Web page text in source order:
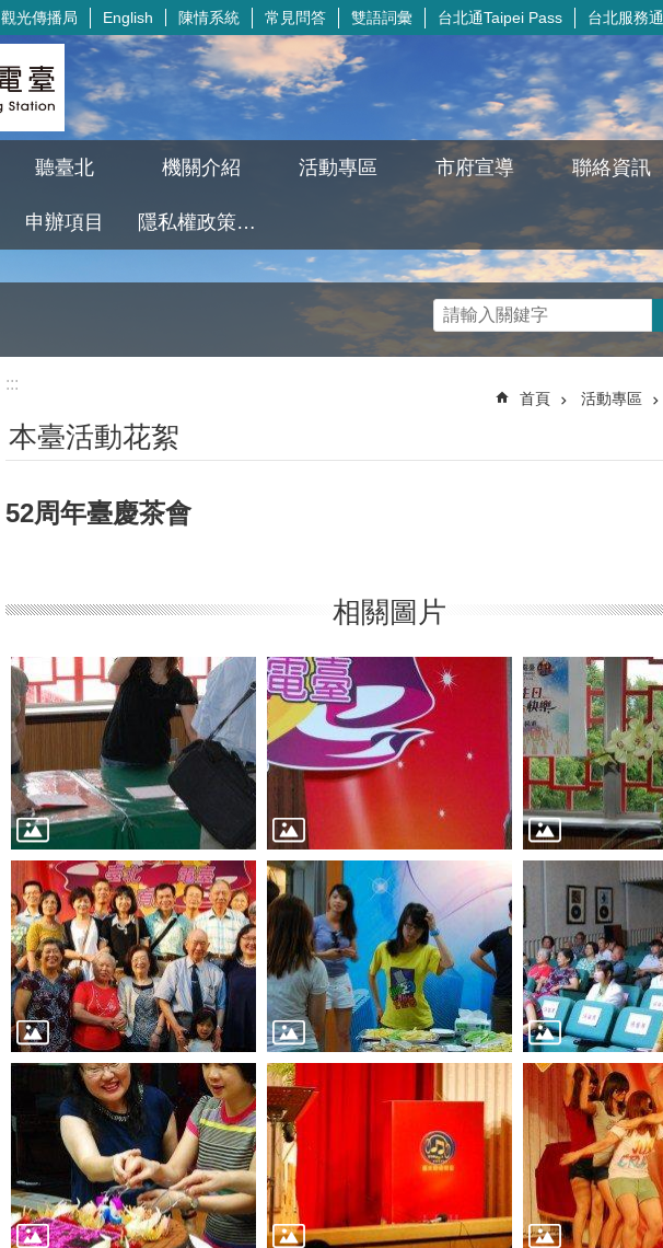
觀光傳播局 English 陳情系統 常見問答 雙語詞彙 台北通Taipei Pass 台北服務通
聽臺北 機關介紹 活動專區 市府宣導 聯絡資訊
申辦項目 隱私權政策及資訊安全政策
:::
首頁 活動專區
本臺活動花絮
52周年臺慶茶會
相關圖片